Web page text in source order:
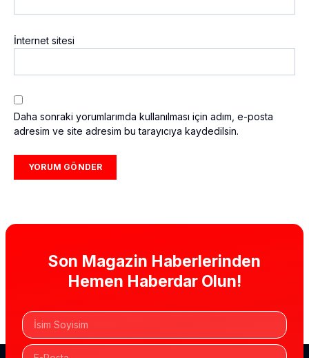
İnternet sitesi
Daha sonraki yorumlarımda kullanılması için adım, e-posta
adresim ve site adresim bu tarayıcıya kaydedilsin.
Son Magazin Haberlerinden
Hemen Haberdar Olun!